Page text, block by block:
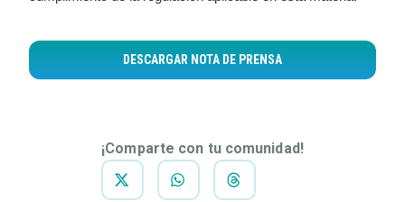
DESCARGAR NOTA DE PRENSA
¡Comparte con tu comunidad!